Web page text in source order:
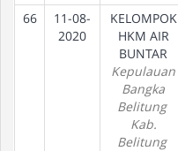
66
11-08-
2020
KELOMPOK
HKM AIR
BUNTAR
Kepulauan
Bangka
Belitung
Kab.
Belitung